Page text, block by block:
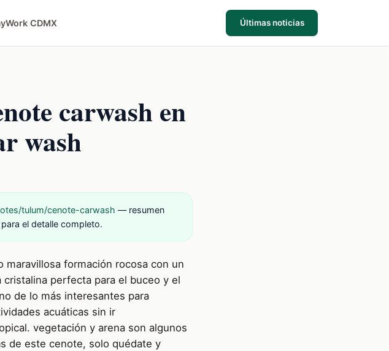
CDMX Últimas noticias
carwash en
wash
tulum/cenote-carwash — resumen
el detalle completo.
maravillosa formación rocosa con un
perfecta para el buceo y el
de lo más interesantes para
acuáticas sin ir
vegetación y arena son algunos
de este cenote, solo quédate y